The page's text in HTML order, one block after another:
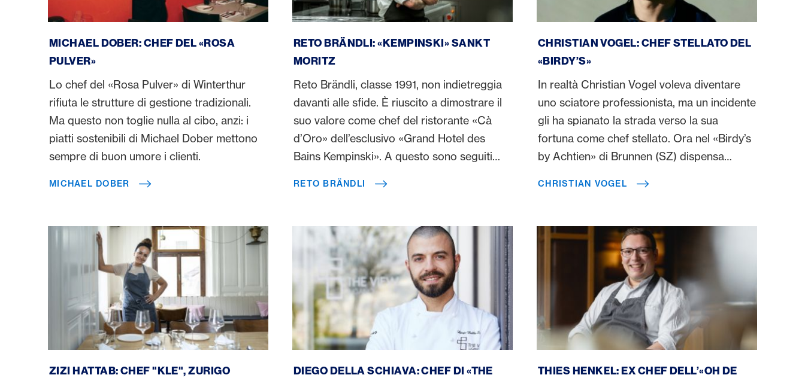
MICHAEL DOBER: CHEF DEL «ROSA
PULVER»
Lo chef del «Rosa Pulver» di Winterthur
rifiuta le strutture di gestione tradizionali.
Ma questo non toglie nulla al cibo, anzi: i
piatti sostenibili di Michael Dober mettono
sempre di buon umore i clienti.
MICHAEL DOBER
RETO BRÄNDLI: «KEMPINSKI» SANKT
MORITZ
Reto Brändli, classe 1991, non indietreggia
davanti alle sfide. È riuscito a dimostrare il
suo valore come chef del ristorante «Cà
d’Oro» dell’esclusivo «Grand Hotel des
Bains Kempinski». A questo sono seguiti
in viaggio verso nuove avventure.
RETO BRÄNDLI
CHRISTIAN VOGEL: CHEF STELLATO DEL
«BIRDY’S»
In realtà Christian Vogel voleva diventare
uno sciatore professionista, ma un incidente
gli ha spianato la strada verso la sua
fortuna come chef stellato. Ora nel «Birdy’s
by Achtien» di Brunnen (SZ) dispensa
CHRISTIAN VOGEL
ZIZI HATTAB: CHEF "KLE", ZURIGO
DIEGO DELLA SCHIAVA: CHEF DI «THE
THIES HENKEL: EX CHEF DELL’«OH DE